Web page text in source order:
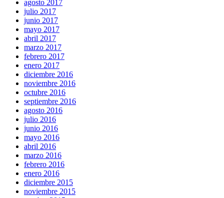
agosto 2017
julio 2017
junio 2017
mayo 2017
abril 2017
marzo 2017
febrero 2017
enero 2017
diciembre 2016
noviembre 2016
octubre 2016
septiembre 2016
agosto 2016
julio 2016
junio 2016
mayo 2016
abril 2016
marzo 2016
febrero 2016
enero 2016
diciembre 2015
noviembre 2015